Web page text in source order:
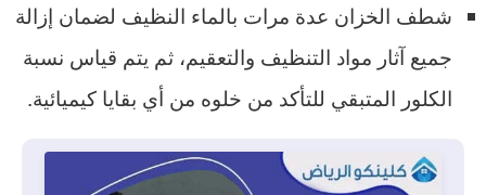
شطف الخزان عدة مرات بالماء النظيف لضمان إزالة
جميع آثار مواد التنظيف والتعقيم، ثم يتم قياس نسبة
الكلور المتبقي للتأكد من خلوه من أي بقايا كيميائية.